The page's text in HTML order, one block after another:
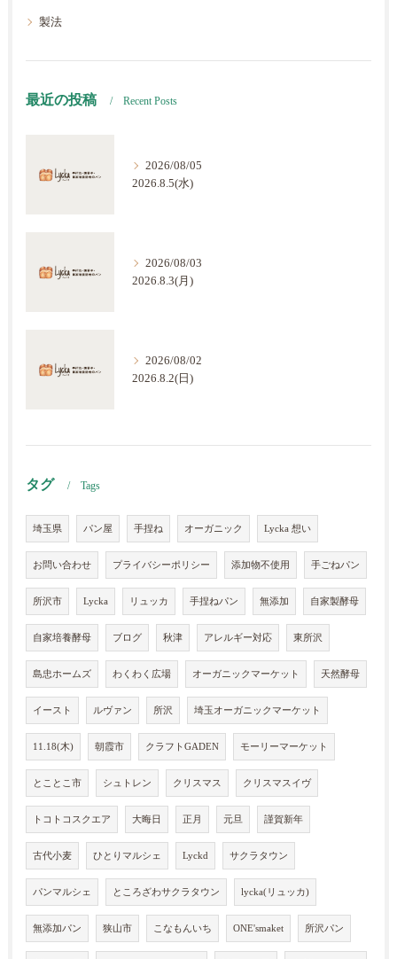
製法
最近の投稿 Recent Posts
2026/08/05
2026.8.5(水)
2026/08/03
2026.8.3(月)
2026/08/02
2026.8.2(日)
タグ Tags
埼玉県 パン屋 手捏ね オーガニック Lycka 想い
お問い合わせ プライバシーポリシー 添加物不使用 手ごねパン
所沢市 Lycka リュッカ 手捏ねパン 無添加 自家製酵母
自家培養酵母 ブログ 秋津 アレルギー対応 東所沢
島忠ホームズ わくわく広場 オーガニックマーケット 天然酵母
イースト ルヴァン 所沢 埼玉オーガニックマーケット
11.18(木) 朝霞市 クラフトGADEN モーリーマーケット
とことこ市 シュトレン クリスマス クリスマスイヴ
トコトコスクエア 大晦日 正月 元旦 謹賀新年
古代小麦 ひとりマルシェ Lyckd サクラタウン
パンマルシェ ところざわサクラタウン lycka(リュッカ)
無添加パン 狭山市 こなもんいち ONE'smaket 所沢パン